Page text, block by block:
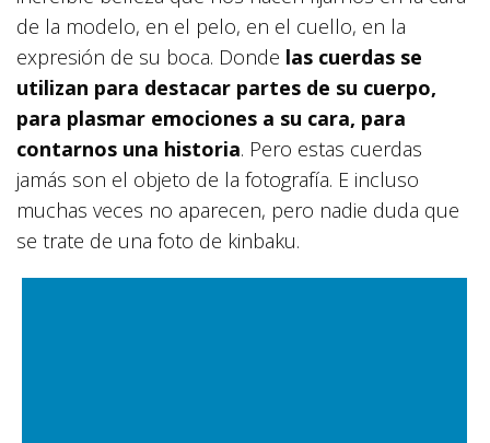
de la modelo, en el pelo, en el cuello, en la
expresión de su boca. Donde las cuerdas se
utilizan para destacar partes de su cuerpo,
para plasmar emociones a su cara, para
contarnos una historia. Pero estas cuerdas
jamás son el objeto de la fotografía. E incluso
muchas veces no aparecen, pero nadie duda que
se trate de una foto de kinbaku.